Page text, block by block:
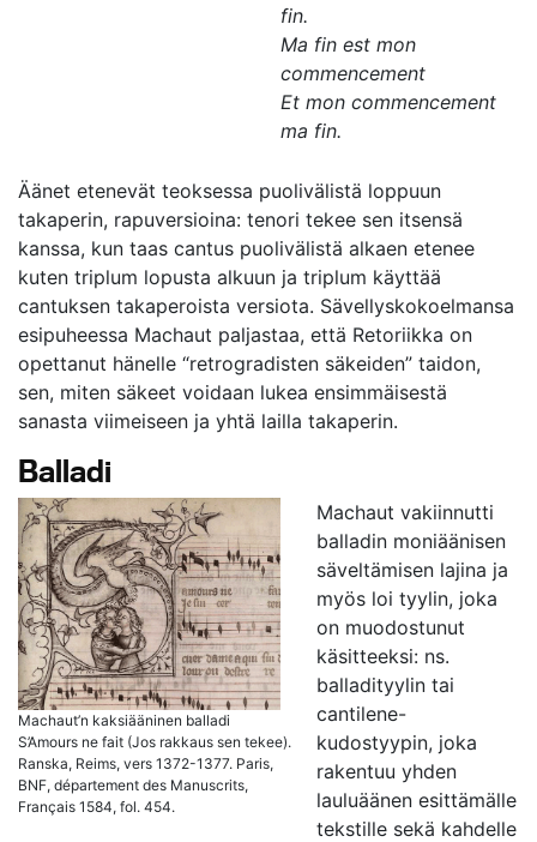
fin.
Ma fin est mon
commencement
Et mon commencement
ma fin.
Äänet etenevät teoksessa puolivälistä loppuun
takaperin, rapuversioina: tenori tekee sen itsensä
kanssa, kun taas cantus puolivälistä alkaen etenee
kuten triplum lopusta alkuun ja triplum käyttää
cantuksen takaperoista versiota. Sävellyskokoelmansa
esipuheessa Machaut paljastaa, että Retoriikka on
opettanut hänelle “retrogradisten säkeiden” taidon,
sen, miten säkeet voidaan lukea ensimmäisestä
sanasta viimeiseen ja yhtä lailla takaperin.
Balladi
Machaut’n kaksiääninen balladi
S’Amours ne fait (Jos rakkaus sen tekee).
Ranska, Reims, vers 1372-1377. Paris,
BNF, département des Manuscrits,
Français 1584, fol. 454.
Machaut vakiinnutti
balladin moniäänisen
säveltämisen lajina ja
myös loi tyylin, joka
on muodostunut
käsitteeksi: ns.
balladityylin tai
cantilene-
kudostyypin, joka
rakentuu yhden
lauluäänen esittämälle
tekstille sekä kahdelle